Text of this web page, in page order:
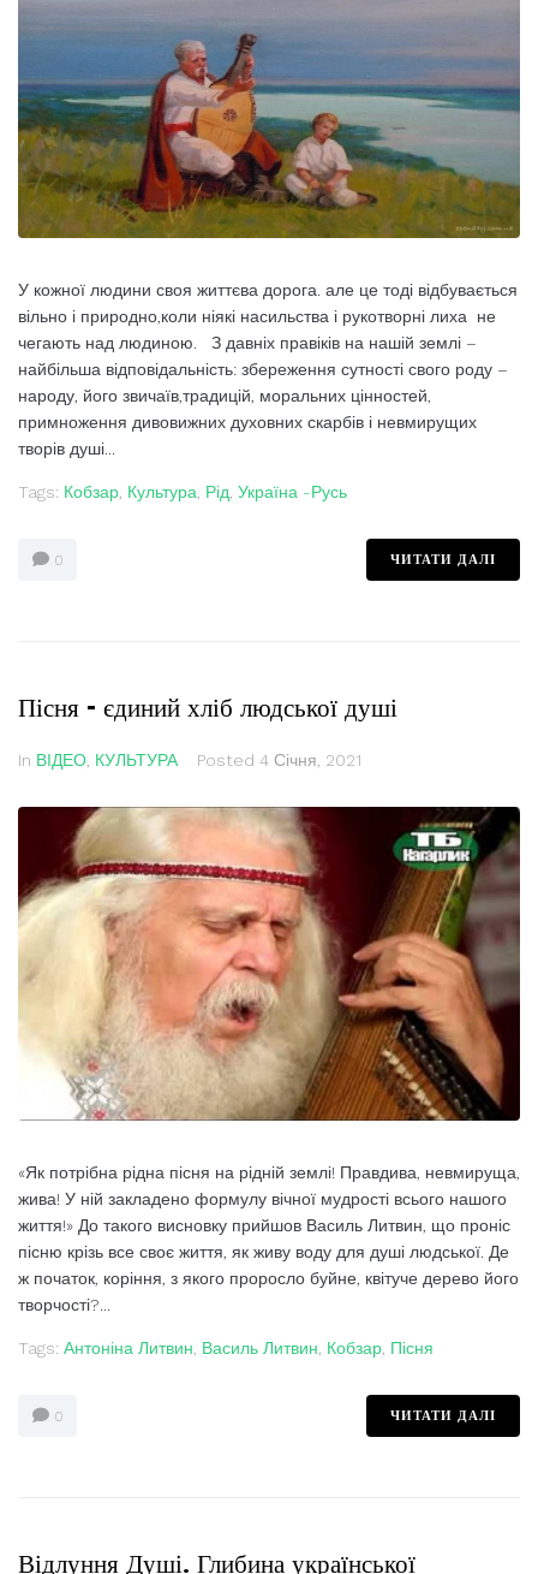
У кожної людини своя життєва дорога. але це тоді відбувається
вільно і природно,коли ніякі насильства і рукотворні лиха не
чегають над людиною. З давніх правіків на нашій землі –
найбільша відповідальність: збереження сутності свого роду –
народу, його звичаїв,традицій, моральних цінностей,
примноження дивовижних духовних скарбів і невмирущих
творів душі...
Tags: Кобзар Культура Рід Україна -Русь
0 ЧИТАТИ ДАЛІ
Пісня – єдиний хліб людської душі
In ВІДЕО КУЛЬТУРА Posted 4 Січня, 2021
«Як потрібна рідна пісня на рідній землі! Правдива, невмируща,
жива! У ній закладено формулу вічної мудрості всього нашого
життя!» До такого висновку прийшов Василь Литвин, що проніс
пісню крізь все своє життя, як живу воду для душі людської. Де
ж початок, коріння, з якого проросло буйне, квітуче дерево його
творчості?...
Tags: Антоніна Литвин Василь Литвин Кобзар Пісня
0 ЧИТАТИ ДАЛІ
Відлуння Душі. Глибина української